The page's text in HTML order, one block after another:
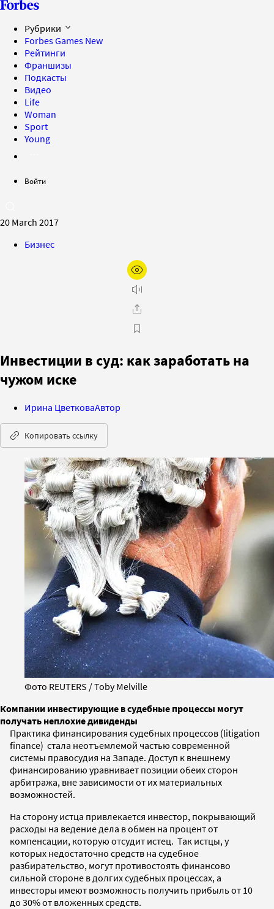
Рубрики
Forbes Games New
Рейтинги
Франшизы
Подкасты
Видео
Life
Woman
Sport
Young
Войти
20 March 2017
Бизнес
Инвестиции в суд: как заработать на
чужом иске
Ирина ЦветковаАвтор
Копировать ссылку
Фото REUTERS / Toby Melville
Компании инвестирующие в судебные процессы могут
получать неплохие дивиденды
Практика финансирования судебных процессов (litigation
finance) стала неотъемлемой частью современной
системы правосудия на Западе. Доступ к внешнему
финансированию уравнивает позиции обеих сторон
арбитража, вне зависимости от их материальных
возможностей.
На сторону истца привлекается инвестор, покрывающий
расходы на ведение дела в обмен на процент от
компенсации, которую отсудит истец. Так истцы, у
которых недостаточно средств на судебное
разбирательство, могут противостоять финансово
сильной стороне в долгих судебных процессах, а
инвесторы имеют возможность получить прибыль от 10
до 30% от вложенных средств.